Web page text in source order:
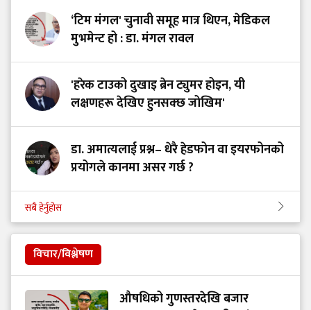
‘टिम मंगल' चुनावी समूह मात्र थिएन, मेडिकल
मुभमेन्ट हो : डा. मंगल रावल
'हरेक टाउको दुखाइ ब्रेन ट्युमर होइन, यी
लक्षणहरू देखिए हुनसक्छ जोखिम'
डा. अमात्यलाई प्रश्न– धेरै हेडफोन वा इयरफोनको
प्रयोगले कानमा असर गर्छ ?
सबै हेर्नुहोस
विचार/विश्लेषण
औषधिको गुणस्तरदेखि बजार